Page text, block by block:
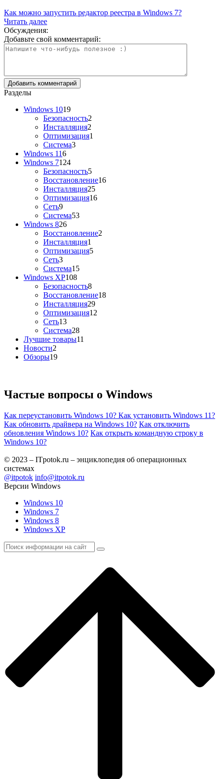
Как можно запустить редактор реестра в Windows 7?
Читать далее
Обсуждения:
Добавьте свой комментарий:
Разделы
Windows 1019
Безопасность2
Инсталляция2
Оптимизация1
Система3
Windows 116
Windows 7124
Безопасность5
Восстановление16
Инсталляция25
Оптимизация16
Сеть9
Система53
Windows 826
Восстановление2
Инсталляция1
Оптимизация5
Сеть3
Система15
Windows XP108
Безопасность8
Восстановление18
Инсталляция29
Оптимизация12
Сеть13
Система28
Лучшие товары11
Новости2
Обзоры19
Частые вопросы о Windows
Как переустановить Windows 10? Как установить Windows 11?
Как обновить драйвера на Windows 10? Как отключить
обновления Windows 10? Как открыть командную строку в
Windows 10?
© 2023 – ITpotok.ru – энциклопедия об операционных
системах
@itpotok info@itpotok.ru
Версии Windows
Windows 10
Windows 7
Windows 8
Windows XP